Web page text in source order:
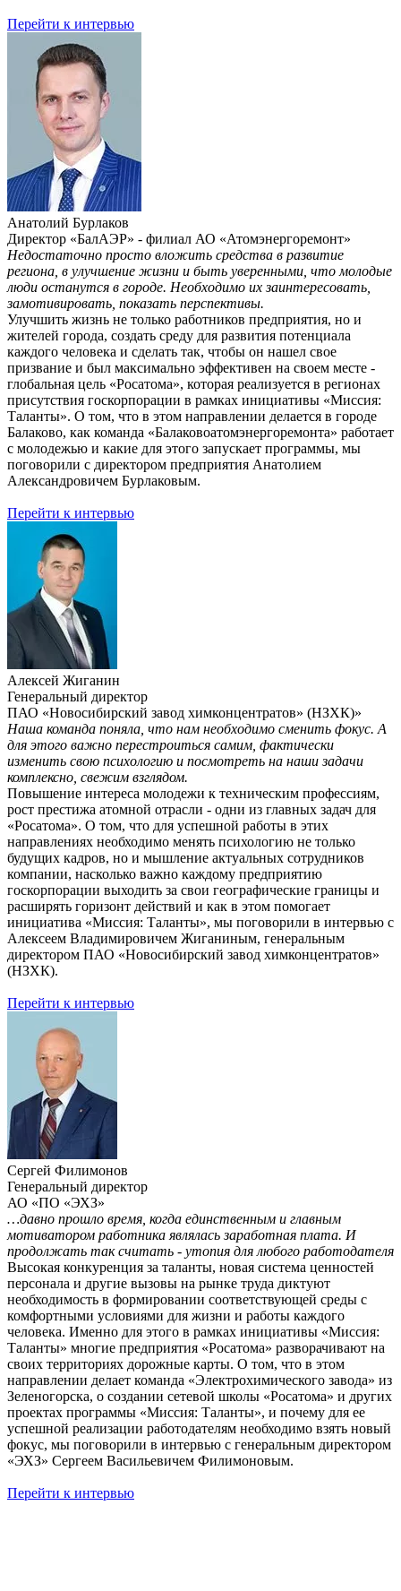
Перейти к интервью
Анатолий Бурлаков
Директор «БалАЭР» - филиал АО «Атомэнергоремонт»
Недостаточно просто вложить средства в развитие
региона, в улучшение жизни и быть уверенными, что молодые
люди останутся в городе. Необходимо их заинтересовать,
замотивировать, показать перспективы.
Улучшить жизнь не только работников предприятия, но и
жителей города, создать среду для развития потенциала
каждого человека и сделать так, чтобы он нашел свое
призвание и был максимально эффективен на своем месте -
глобальная цель «Росатома», которая реализуется в регионах
присутствия госкорпорации в рамках инициативы «Миссия:
Таланты». О том, что в этом направлении делается в городе
Балаково, как команда «Балаковоатомэнергоремонта» работает
с молодежью и какие для этого запускает программы, мы
поговорили с директором предприятия Анатолием
Александровичем Бурлаковым.
Перейти к интервью
Алексей Жиганин
Генеральный директор
ПАО «Новосибирский завод химконцентратов» (НЗХК)»
Наша команда поняла, что нам необходимо сменить фокус. А
для этого важно перестроиться самим, фактически
изменить свою психологию и посмотреть на наши задачи
комплексно, свежим взглядом.
Повышение интереса молодежи к техническим профессиям,
рост престижа атомной отрасли - одни из главных задач для
«Росатома». О том, что для успешной работы в этих
направлениях необходимо менять психологию не только
будущих кадров, но и мышление актуальных сотрудников
компании, насколько важно каждому предприятию
госкорпорации выходить за свои географические границы и
расширять горизонт действий и как в этом помогает
инициатива «Миссия: Таланты», мы поговорили в интервью с
Алексеем Владимировичем Жиганиным, генеральным
директором ПАО «Новосибирский завод химконцентратов»
(НЗХК).
Перейти к интервью
Сергей Филимонов
Генеральный директор
АО «ПО «ЭХЗ»
…давно прошло время, когда единственным и главным
мотиватором работника являлась заработная плата. И
продолжать так считать - утопия для любого работодателя
Высокая конкуренция за таланты, новая система ценностей
персонала и другие вызовы на рынке труда диктуют
необходимость в формировании соответствующей среды с
комфортными условиями для жизни и работы каждого
человека. Именно для этого в рамках инициативы «Миссия:
Таланты» многие предприятия «Росатома» разворачивают на
своих территориях дорожные карты. О том, что в этом
направлении делает команда «Электрохимического завода» из
Зеленогорска, о создании сетевой школы «Росатома» и других
проектах программы «Миссия: Таланты», и почему для ее
успешной реализации работодателям необходимо взять новый
фокус, мы поговорили в интервью с генеральным директором
«ЭХЗ» Сергеем Васильевичем Филимоновым.
Перейти к интервью